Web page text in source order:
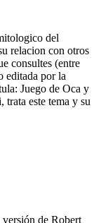
del
relacion con otros
consultes (entre
editada por la
Juego de Oca y
este tema y su
de Robert